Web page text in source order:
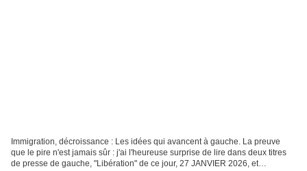
Immigration, décroissance : Les idées qui avancent à gauche. La preuve
que le pire n'est jamais sûr : j'ai l'heureuse surprise de lire dans deux titres
de presse de gauche, "Libération" de ce jour, 27 JANVIER 2026, et